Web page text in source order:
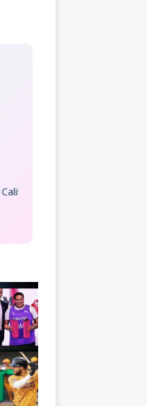
(2013 Remaster)